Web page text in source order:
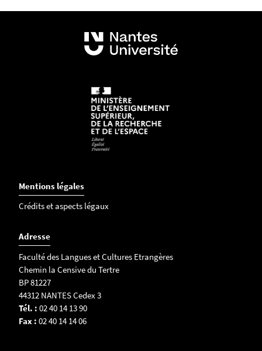
Mentions légales
Crédits et aspects légaux
Adresse
Faculté des Langues et Cultures Etrangères
Chemin la Censive du Tertre
BP 81227
44312 NANTES Cedex 3
Tél. : 02 40 14 13 90
Fax : 02 40 14 14 06